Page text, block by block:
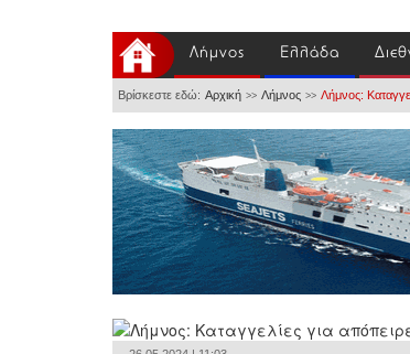
Λήμνος Ελλάδα
Βρίσκεστε εδώ: Αρχική >> Λήμνος >> Λήμνος: